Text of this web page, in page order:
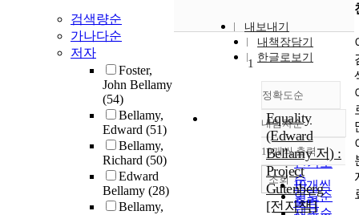
검색량순
가나다순
저자
Foster,
John Bellamy
(54)
Bellamy,
Edward (51)
Bellamy,
Richard (50)
Edward
Bellamy (28)
Bellamy,
내보내기
내책장담기
한글로보기
정확도순
정확도
순
인기도
순
연도순
내림차순
내림차순
10개씩 출력
10개씩
출력
조회
1
Equality
(Edward
Bellamy 저) :
Project
Gutenberg
[전자책]